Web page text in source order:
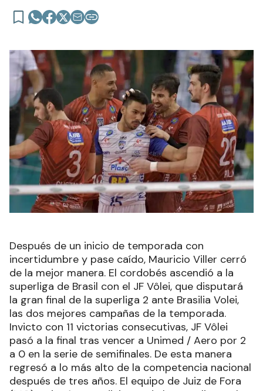
Después de un inicio de temporada con
incertidumbre y pase caído, Mauricio Viller cerró
de la mejor manera. El cordobés ascendió a la
superliga de Brasil con el JF Vôlei, que disputará
la gran final de la superliga 2 ante Brasilia Volei,
las dos mejores campañas de la temporada.
Invicto con 11 victorias consecutivas, JF Vôlei
pasó a la final tras vencer a Unimed / Aero por 2
a 0 en la serie de semifinales. De esta manera
regresó a lo más alto de la competencia nacional
después de tres años. El equipo de Juiz de Fora